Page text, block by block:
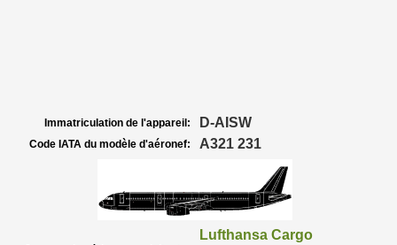
Immatriculation de l'appareil: D-AISW
Code IATA du modèle d'aéronef: A321 231
Lufthansa Cargo